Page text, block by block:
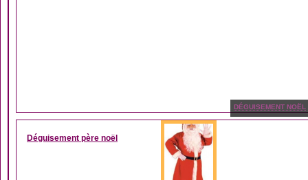
DÉGUISEMENT NOËL
Déguisement père noël